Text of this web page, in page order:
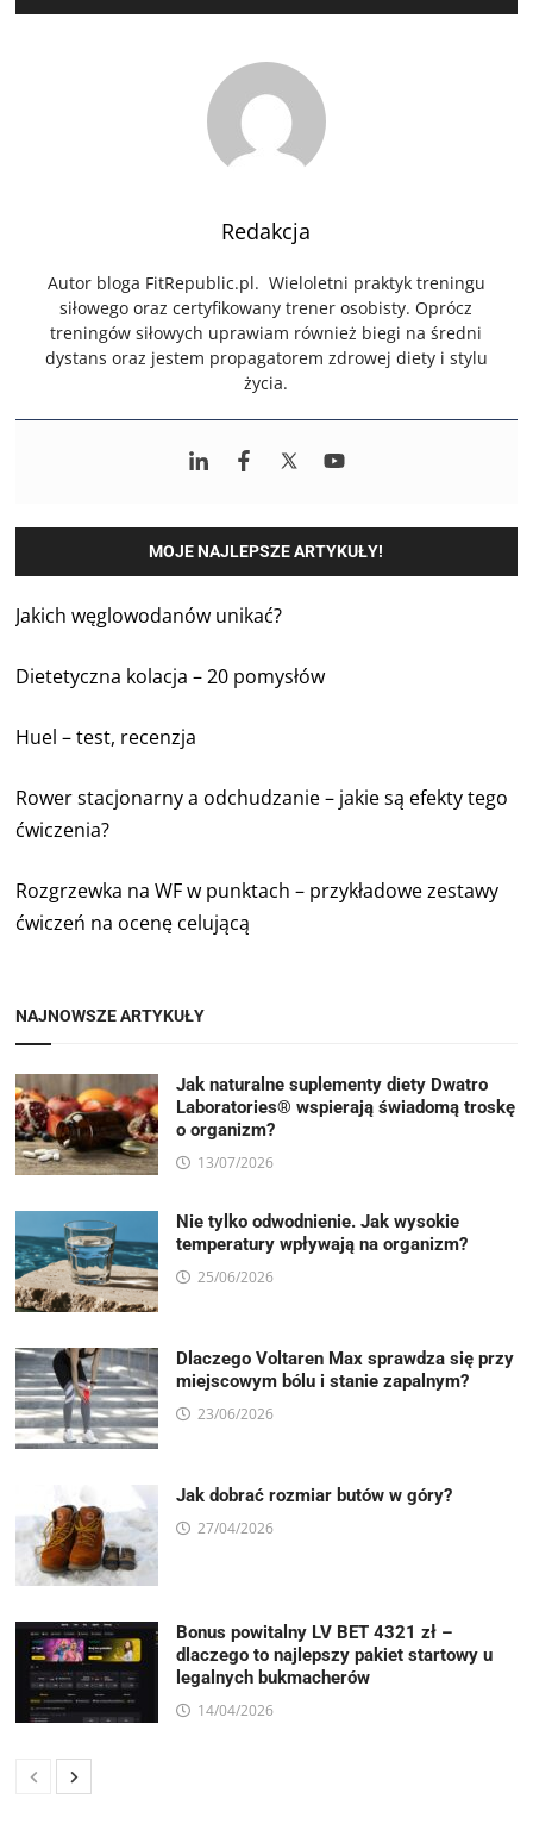
Redakcja
Autor bloga FitRepublic.pl. Wieloletni praktyk treningu
siłowego oraz certyfikowany trener osobisty. Oprócz
treningów siłowych uprawiam również biegi na średni
dystans oraz jestem propagatorem zdrowej diety i stylu
życia.
MOJE NAJLEPSZE ARTYKUŁY!
Jakich węglowodanów unikać?
Dietetyczna kolacja – 20 pomysłów
Huel – test, recenzja
Rower stacjonarny a odchudzanie – jakie są efekty tego
ćwiczenia?
Rozgrzewka na WF w punktach – przykładowe zestawy
ćwiczeń na ocenę celującą
NAJNOWSZE ARTYKUŁY
Jak naturalne suplementy diety Dwatro
Laboratories® wspierają świadomą troskę
o organizm?
13/07/2026
Nie tylko odwodnienie. Jak wysokie
temperatury wpływają na organizm?
25/06/2026
Dlaczego Voltaren Max sprawdza się przy
miejscowym bólu i stanie zapalnym?
23/06/2026
Jak dobrać rozmiar butów w góry?
27/04/2026
Bonus powitalny LV BET 4321 zł –
dlaczego to najlepszy pakiet startowy u
legalnych bukmacherów
14/04/2026